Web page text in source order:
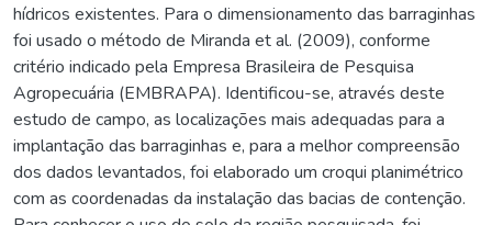
hídricos existentes. Para o dimensionamento das barraginhas
foi usado o método de Miranda et al. (2009), conforme
critério indicado pela Empresa Brasileira de Pesquisa
Agropecuária (EMBRAPA). Identificou-se, através deste
estudo de campo, as localizações mais adequadas para a
implantação das barraginhas e, para a melhor compreensão
dos dados levantados, foi elaborado um croqui planimétrico
com as coordenadas da instalação das bacias de contenção.